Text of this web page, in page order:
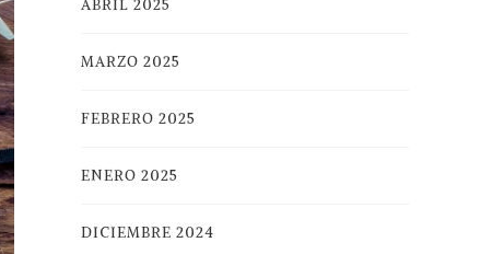
ABRIL 2025
MARZO 2025
FEBRERO 2025
ENERO 2025
DICIEMBRE 2024